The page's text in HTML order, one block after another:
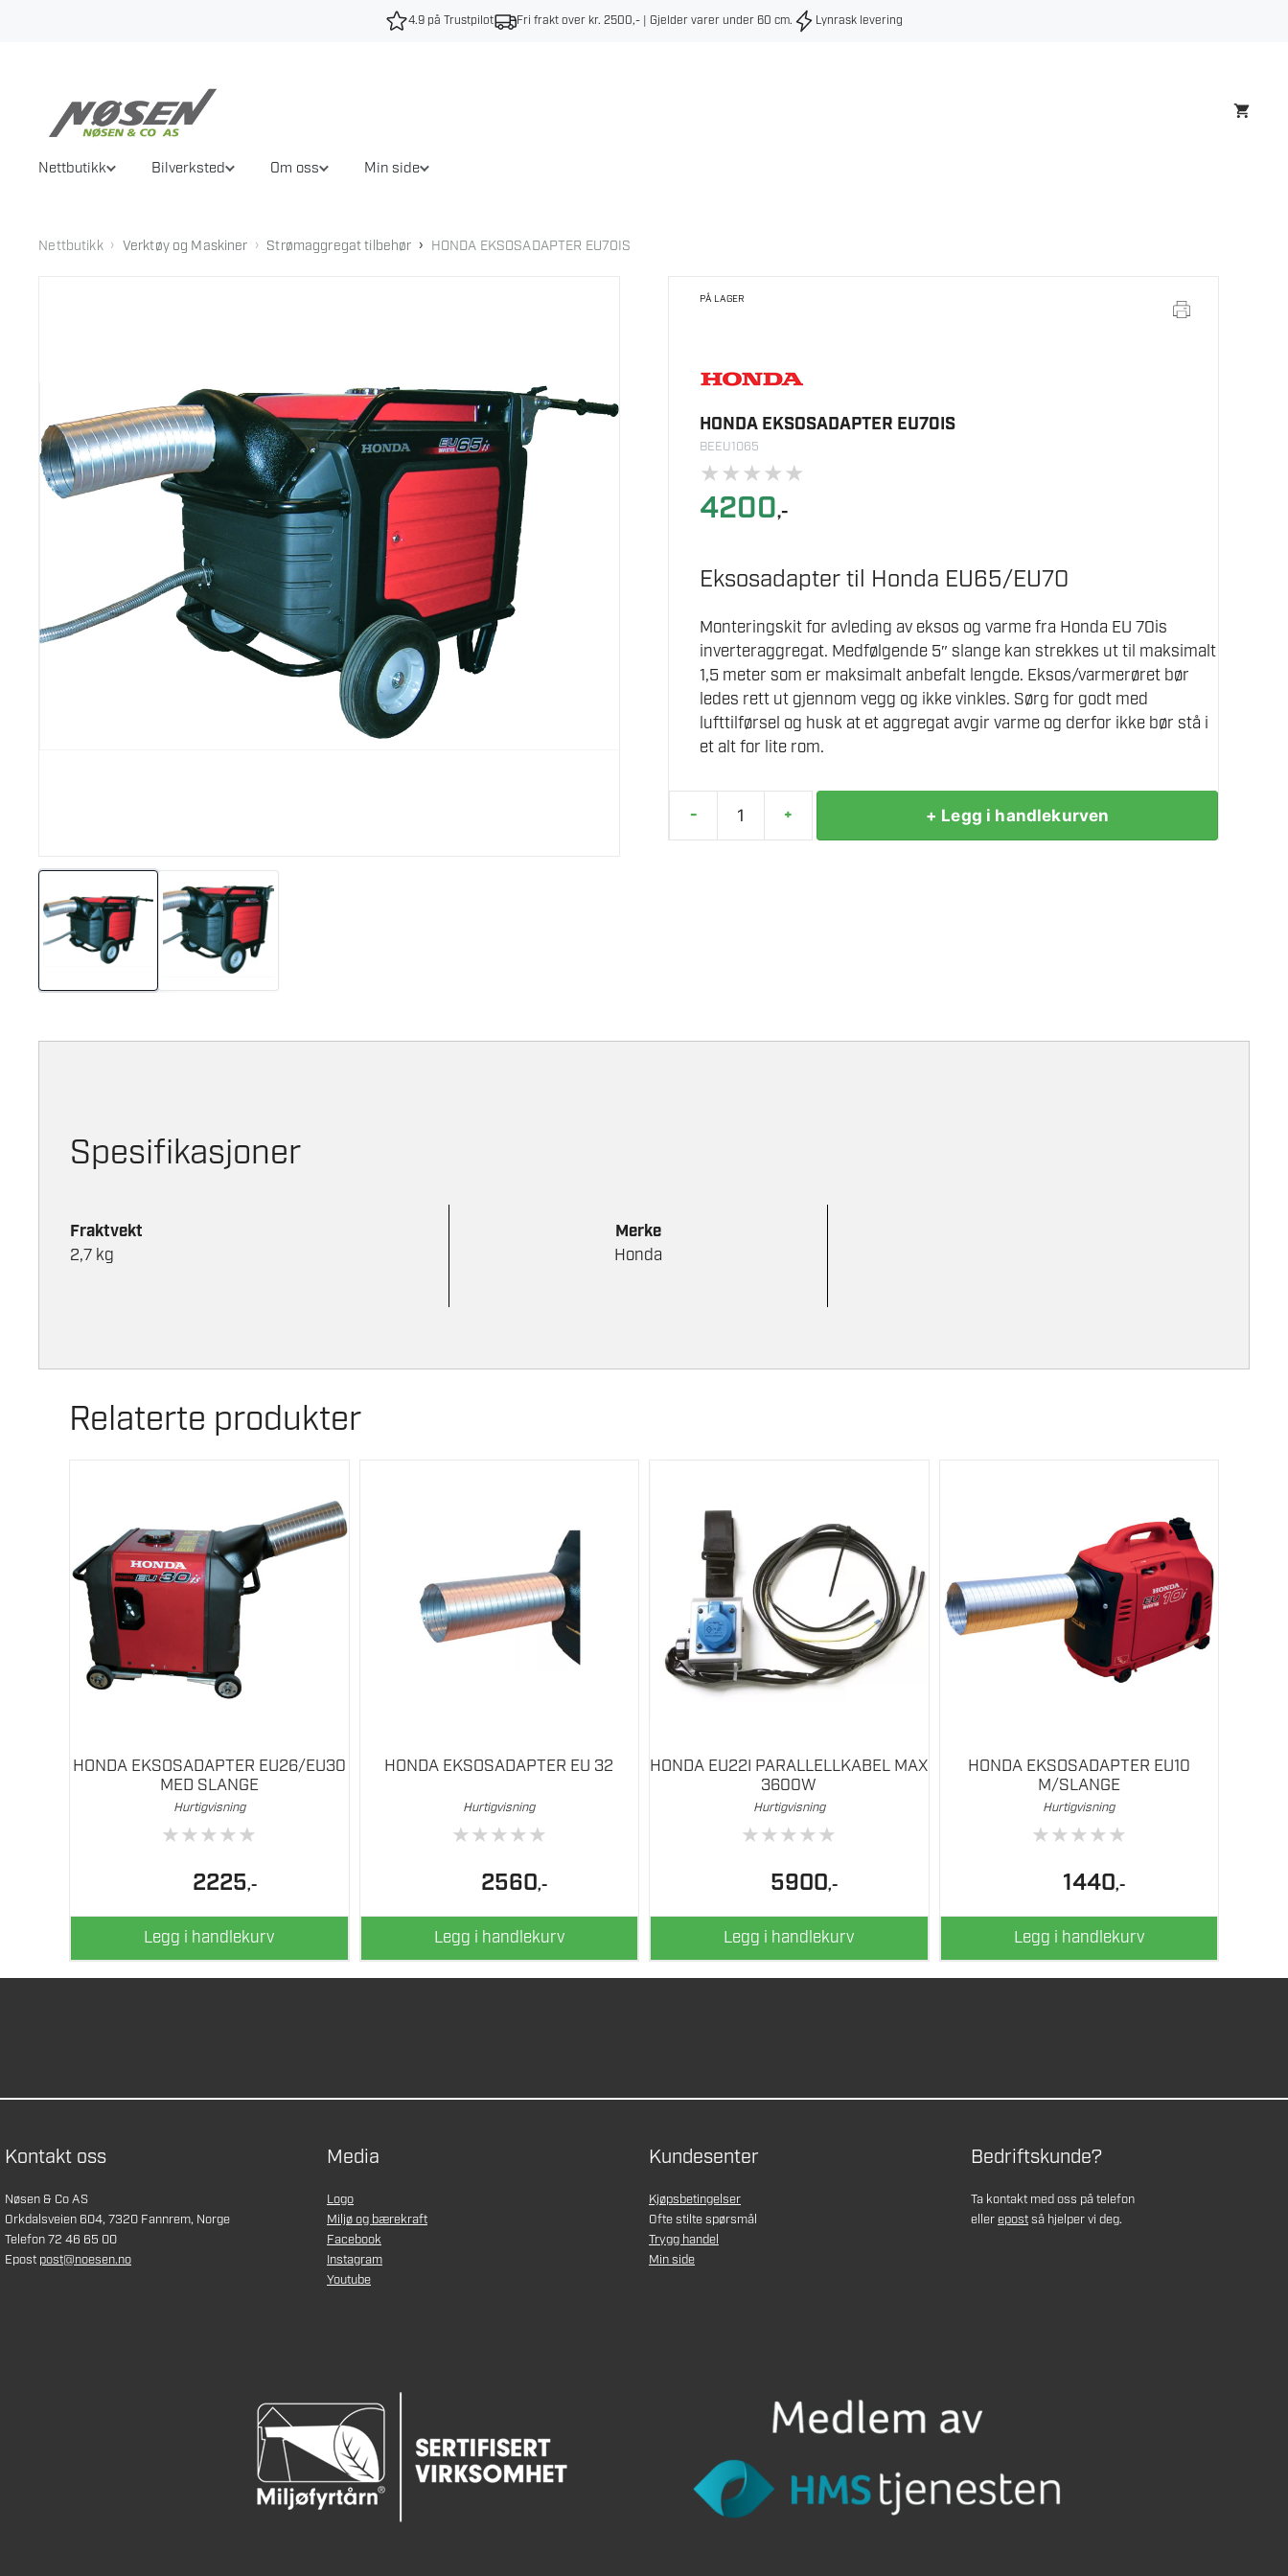
4.9 på Trustpilot Fri frakt over kr. 2500,- | Gjelder varer under 60 cm. Lynrask levering
Nettbutikk Bilverksted Om oss Min side
Nettbutikk › Verktøy og Maskiner › Strømaggregat tilbehør › HONDA EKSOSADAPTER EU70IS
PÅ LAGER
HONDA EKSOSADAPTER EU70IS
BEEU1065
★★★★★
4200,-
Eksosadapter til Honda EU65/EU70
Monteringskit for avleding av eksos og varme fra Honda EU 70is
inverteraggregat. Medfølgende 5″ slange kan strekkes ut til maksimalt
1,5 meter som er maksimalt anbefalt lengde. Eksos/varmerøret bør
ledes rett ut gjennom vegg og ikke vinkles. Sørg for godt med
lufttilførsel og husk at et aggregat avgir varme og derfor ikke bør stå i
et alt for lite rom.
- + + Legg i handlekurven
Spesifikasjoner
Fraktvekt
2,7 kg
Merke
Honda
Relaterte produkter
HONDA EKSOSADAPTER EU26/EU30
MED SLANGE
Hurtigvisning
★★★★★
2225,-
Legg i handlekurv
HONDA EKSOSADAPTER EU 32
Hurtigvisning
★★★★★
2560,-
Legg i handlekurv
HONDA EU22I PARALLELLKABEL MAX
3600W
Hurtigvisning
★★★★★
5900,-
Legg i handlekurv
HONDA EKSOSADAPTER EU10
M/SLANGE
Hurtigvisning
★★★★★
1440,-
Legg i handlekurv
Kontakt oss
Nøsen & Co AS
Orkdalsveien 604, 7320 Fannrem, Norge
Telefon 72 46 65 00
Epost post@noesen.no
Media
Logo
Miljø og bærekraft
Facebook
Instagram
Youtube
Kundesenter
Kjøpsbetingelser
Ofte stilte spørsmål
Trygg handel
Min side
Bedriftskunde?
Ta kontakt med oss på telefon
ellerepostså hjelper vi deg.